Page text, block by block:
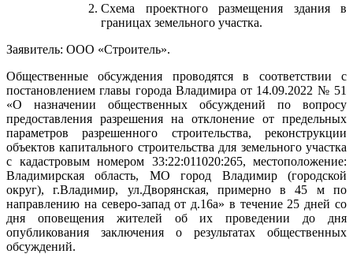
Схема проектного размещения здания в
границах земельного участка.
Заявитель: ООО «Строитель».
Общественные обсуждения проводятся в соответствии с
постановлением главы города Владимира от 14.09.2022 № 51
«О назначении общественных обсуждений по вопросу
предоставления разрешения на отклонение от предельных
параметров разрешенного строительства, реконструкции
объектов капитального строительства для земельного участка
с кадастровым номером 33:22:011020:265, местоположение:
Владимирская область, МО город Владимир (городской
округ), г.Владимир, ул.Дворянская, примерно в 45 м по
направлению на северо-запад от д.16а» в течение 25 дней со
дня оповещения жителей об их проведении до дня
опубликования заключения о результатах общественных
обсуждений.